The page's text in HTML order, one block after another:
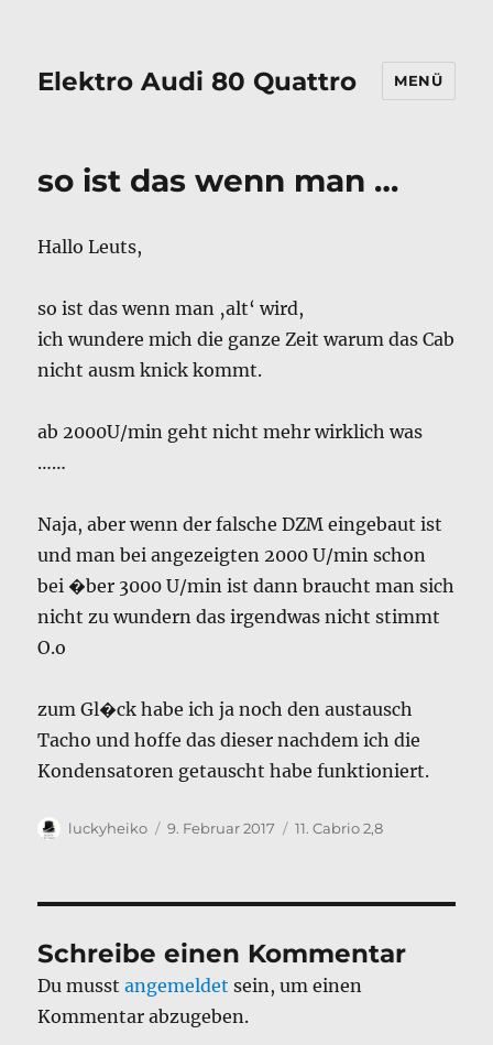
Elektro Audi 80 Quattro MENÜ
so ist das wenn man …
Hallo Leuts,
so ist das wenn man ‚alt‘ wird,
ich wundere mich die ganze Zeit warum das Cab
nicht ausm knick kommt.
ab 2000U/min geht nicht mehr wirklich was
……
Naja, aber wenn der falsche DZM eingebaut ist
und man bei angezeigten 2000 U/min schon
bei �ber 3000 U/min ist dann braucht man sich
nicht zu wundern das irgendwas nicht stimmt
O.o
zum Gl�ck habe ich ja noch den austausch
Tacho und hoffe das dieser nachdem ich die
Kondensatoren getauscht habe funktioniert.
Autor
luckyheiko
Veröffentlicht
9. Februar 2017 Kategorien
11. Cabrio 2,8
Schreibe einen Kommentar
Du musstangemeldet sein, um einen
Kommentar abzugeben.